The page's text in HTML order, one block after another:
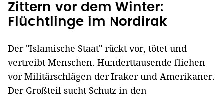
Zittern vor dem Winter:
Flüchtlinge im Nordirak
Der "Islamische Staat" rückt vor, tötet und
vertreibt Menschen. Hunderttausende fliehen
vor Militärschlägen der Iraker und Amerikaner.
Der Großteil sucht Schutz in den